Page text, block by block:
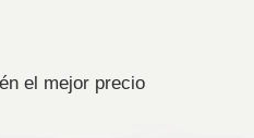
el mejor precio